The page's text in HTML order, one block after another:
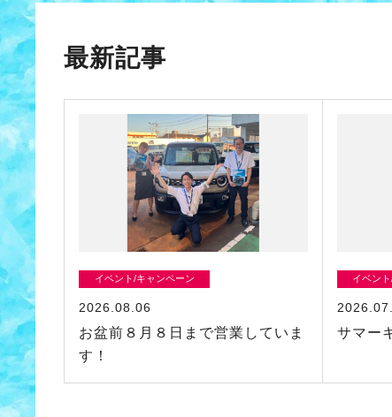
最新記事
イベント/キャンペーン
2026.08.06
お盆前８月８日まで営業していま
す！
イベン
サマー